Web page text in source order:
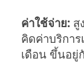
ค่าใช้จ่าย: สูง
คิดค่าบริกา
เดือน ขึ้นอยู่